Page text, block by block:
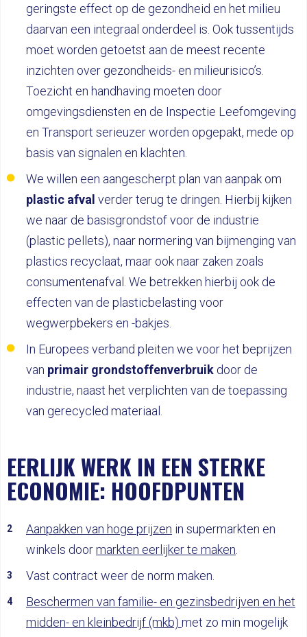
geringste effect op de gezondheid en het milieu
daarvan een integraal onderdeel is. Ook tussentijds
moet worden getoetst aan de meest recente
inzichten over gezondheids- en milieurisico’s.
Toezicht en handhaving moeten door
omgevingsdiensten en de Inspectie Leefomgeving
en Transport serieuzer worden opgepakt, mede op
basis van signalen en klachten.
We willen een aangescherpt plan van aanpak om
plastic afval verder terug te dringen. Hierbij kijken
we naar de basisgrondstof voor de industrie
(plastic pellets), naar normering van bijmenging van
plastics recyclaat, maar ook naar zaken zoals
consumentenafval. We betrekken hierbij ook de
effecten van de plasticbelasting voor
wegwerpbekers en -bakjes.
In Europees verband pleiten we voor het beprijzen
van primair grondstoffenverbruik door de
industrie, naast het verplichten van de toepassing
van gerecycled materiaal.
EERLIJK WERK IN EEN STERKE
ECONOMIE: HOOFDPUNTEN
Aanpakken van hoge prijzen in supermarkten en
winkels doormarkten eerlijker te maken
Vast contract weer de norm maken.
Beschermen van familie- en gezinsbedrijven en het
midden- en kleinbedrijf (mkb) met zo min mogelijk